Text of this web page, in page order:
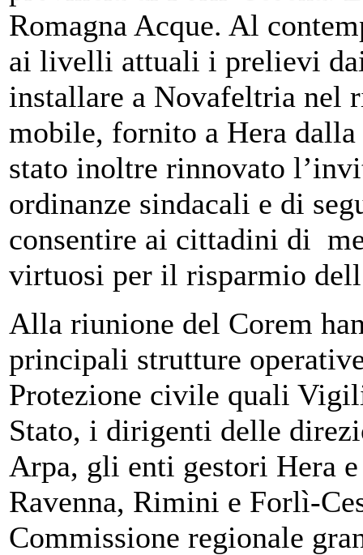
Romagna Acque. Al
ai livelli attuali i prelievi
installare a Novafeltria nel
mobile, fornito a Hera
stato inoltre rinnovato
ordinanze sindacali e di
consentire ai cittadini di
virtuosi per il risparmio
Alla riunione del Corem
principali strutture
Protezione civile quali
Stato, i dirigenti delle
Arpa, gli enti gestori Hera
Ravenna, Rimini e Forlì-
Commissione regionale